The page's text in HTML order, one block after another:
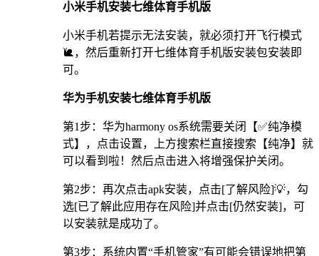
小米手机安装七维体育手机版
小米手机若提示无法安装，就必须打开飞行模式
🐌，然后重新打开七维体育手机版安装包安装即
可。
华为手机安装七维体育手机版
第1步：华为harmony os系统需要关闭【✅纯净模
式】，点击设置，上方搜索栏直接搜索【纯净】就
可以看到啦！然后点击进入将增强保护关闭。
第2步：再次点击apk安装，点击[了解风险]💡，勾
选[已了解此应用存在风险]并点击[仍然安装]，可
以安装就是成功了。
第3步：系统内置“手机管家”有可能会错误地把第